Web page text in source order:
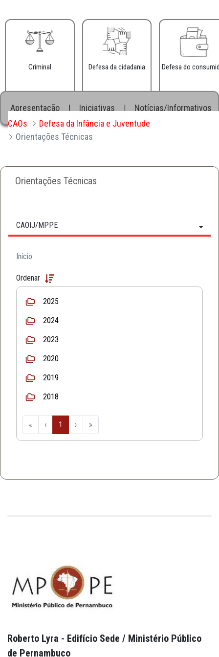
Criminal Defesa da cidadania Defesa do
Apresentação Iniciativas
Notícias/Informativos
CAOs
Defesa da Infância e Juventude
Orientações Técnicas
Orientações Técnicas
CAOIJ/MPPE
Início
Ordenar
2025
2024
2023
2020
2019
2018
« ‹ 1 › »
Roberto Lyra - Edifício Sede / Ministério Público
de Pernambuco